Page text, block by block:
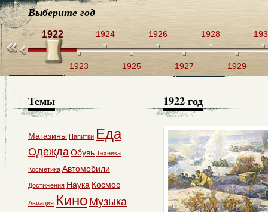
Выберите год
1922
1923
1924
1925
1926
1927
1928
1929
1922 год
Темы
Магазины Напитки Еда
ОдеждаОбувь Техника
Косметика Автомобили
Достижения Наука Космос
Авиация Кино Музыка